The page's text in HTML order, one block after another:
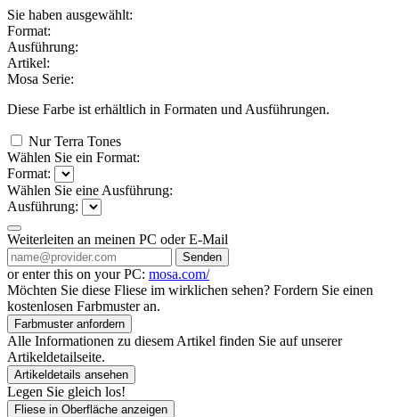
Sie haben ausgewählt:
Format:
Ausführung:
Artikel:
Mosa Serie:
Diese Farbe ist erhältlich in Formaten und Ausführungen.
Nur Terra Tones
Wählen Sie ein Format:
Format:
Wählen Sie eine Ausführung:
Ausführung:
Weiterleiten an meinen PC oder E-Mail
Senden
or enter this on your PC: mosa.com/
Möchten Sie diese Fliese im wirklichen sehen? Fordern Sie einen
kostenlosen Farbmuster an.
Farbmuster anfordern
Alle Informationen zu diesem Artikel finden Sie auf unserer
Artikeldetailseite.
Artikeldetails ansehen
Legen Sie gleich los!
Fliese in Oberfläche anzeigen